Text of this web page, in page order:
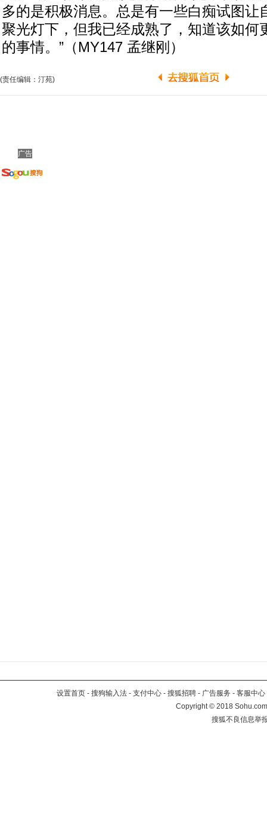
多的是积极消息。总是有一些白痴试图让
聚光灯下，但我已经成熟了，知道该如何
的事情。”（MY147 孟继刚）
(责任编辑：汀苑)
广告
设置首页 - 搜狗输入法 - 支付中心 - 搜狐招聘 - 广告服务 - 客服中心
Copyright©2018
搜狐不良信息举